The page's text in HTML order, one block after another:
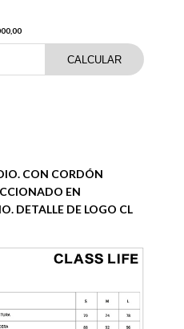
CALCULAR
CON CORDÓN
EN
DETALLE DE LOGO CL